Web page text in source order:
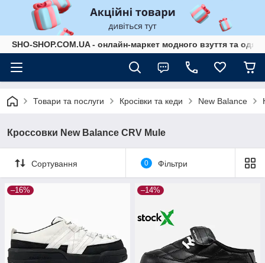
SHO-SHOP.COM.UA - онлайн-маркет модного взуття та
Товари та послуги Кросівки та кеди New Balance
Кроссовки New Balance CRV Mule
Сортування 0 Фільтри
–16% –14%